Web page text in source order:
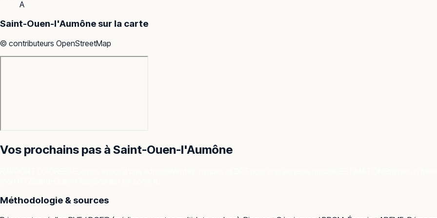
A
Saint-Ouen-l'Aumône sur la carte
© contributeurs OpenStreetMap
Vos prochains pas à Saint-Ouen-l'Aumône
Méthodologie & sources